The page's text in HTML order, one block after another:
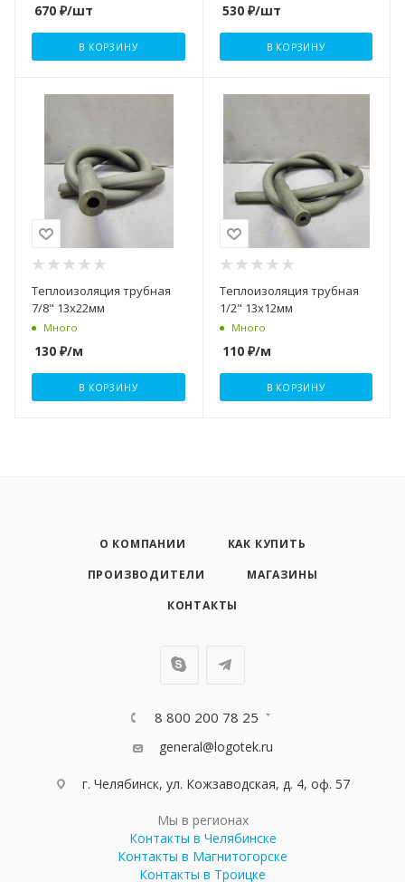
670 ₽/шт
В КОРЗИНУ
530₽/шт
В КОРЗИНУ
Теплоизоляция трубная
7/8" 13x22мм
Много
130 ₽/м
В КОРЗИНУ
Теплоизоляция трубная
1/2" 13x12мм
Много
110₽/м
В КОРЗИНУ
О КОМПАНИИ
КАК КУПИТЬ
ПРОИЗВОДИТЕЛИ
МАГАЗИНЫ
КОНТАКТЫ
8 800 200 78 25
general@logotek.ru
г. Челябинск, ул. Кожзаводская, д. 4, оф. 57
Мы в регионах
Контакты в Челябинске
Контакты в Магнитогорске
Контакты в Троицке